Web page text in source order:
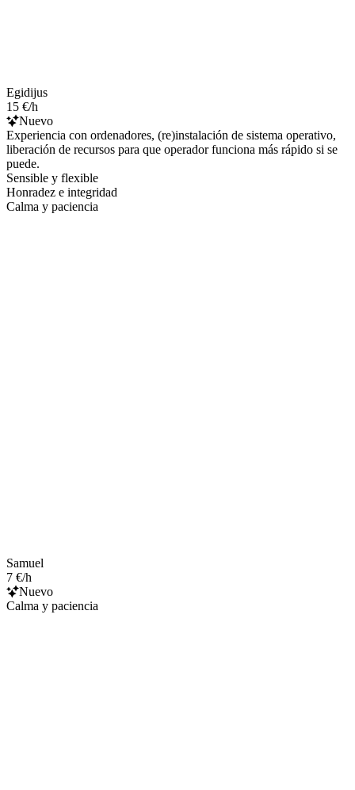
Egidijus
15 €/h
Nuevo
Experiencia con ordenadores, (re)instalación de sistema operativo,
liberación de recursos para que operador funciona más rápido si se
puede.
Sensible y flexible
Honradez e integridad
Calma y paciencia
Samuel
7 €/h
Nuevo
Calma y paciencia